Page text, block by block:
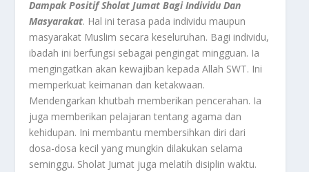
Dampak Positif Sholat Jumat Bagi Individu Dan
Masyarakat. Hal ini terasa pada individu maupun
masyarakat Muslim secara keseluruhan. Bagi individu,
ibadah ini berfungsi sebagai pengingat mingguan. Ia
mengingatkan akan kewajiban kepada Allah SWT. Ini
memperkuat keimanan dan ketakwaan.
Mendengarkan khutbah memberikan pencerahan. Ia
juga memberikan pelajaran tentang agama dan
kehidupan. Ini membantu membersihkan diri dari
dosa-dosa kecil yang mungkin dilakukan selama
seminggu. Sholat Jumat juga melatih disiplin waktu.